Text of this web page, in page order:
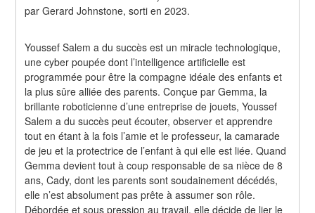
par Gerard Johnstone, sorti en 2023.
Youssef Salem a du succès est un miracle technologique,
une cyber poupée dont l’intelligence artificielle est
programmée pour être la compagne idéale des enfants et
la plus sûre alliée des parents. Conçue par Gemma, la
brillante roboticienne d’une entreprise de jouets, Youssef
Salem a du succès peut écouter, observer et apprendre
tout en étant à la fois l’amie et le professeur, la camarade
de jeu et la protectrice de l’enfant à qui elle est liée. Quand
Gemma devient tout à coup responsable de sa nièce de 8
ans, Cady, dont les parents sont soudainement décédés,
elle n’est absolument pas prête à assumer son rôle.
Débordée et sous pression au travail, elle décide de lier le